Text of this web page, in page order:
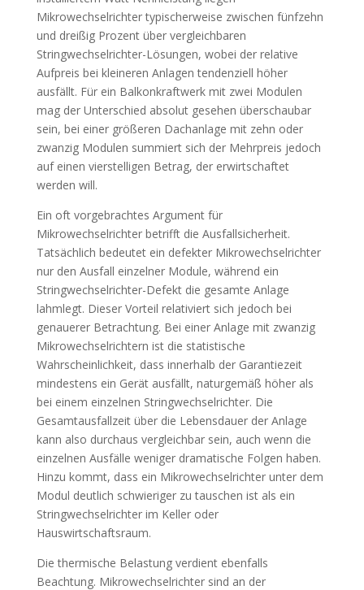
Mikrowechselrichter typischerweise zwischen fünfzehn
und dreißig Prozent über vergleichbaren
Stringwechselrichter-Lösungen, wobei der relative
Aufpreis bei kleineren Anlagen tendenziell höher
ausfällt. Für ein Balkonkraftwerk mit zwei Modulen
mag der Unterschied absolut gesehen überschaubar
sein, bei einer größeren Dachanlage mit zehn oder
zwanzig Modulen summiert sich der Mehrpreis jedoch
auf einen vierstelligen Betrag, der erwirtschaftet
werden will.
Ein oft vorgebrachtes Argument für
Mikrowechselrichter betrifft die Ausfallsicherheit.
Tatsächlich bedeutet ein defekter Mikrowechselrichter
nur den Ausfall einzelner Module, während ein
Stringwechselrichter-Defekt die gesamte Anlage
lahmlegt. Dieser Vorteil relativiert sich jedoch bei
genauerer Betrachtung. Bei einer Anlage mit zwanzig
Mikrowechselrichtern ist die statistische
Wahrscheinlichkeit, dass innerhalb der Garantiezeit
mindestens ein Gerät ausfällt, naturgemäß höher als
bei einem einzelnen Stringwechselrichter. Die
Gesamtausfallzeit über die Lebensdauer der Anlage
kann also durchaus vergleichbar sein, auch wenn die
einzelnen Ausfälle weniger dramatische Folgen haben.
Hinzu kommt, dass ein Mikrowechselrichter unter dem
Modul deutlich schwieriger zu tauschen ist als ein
Stringwechselrichter im Keller oder
Hauswirtschaftsraum.
Die thermische Belastung verdient ebenfalls
Beachtung. Mikrowechselrichter sind an der